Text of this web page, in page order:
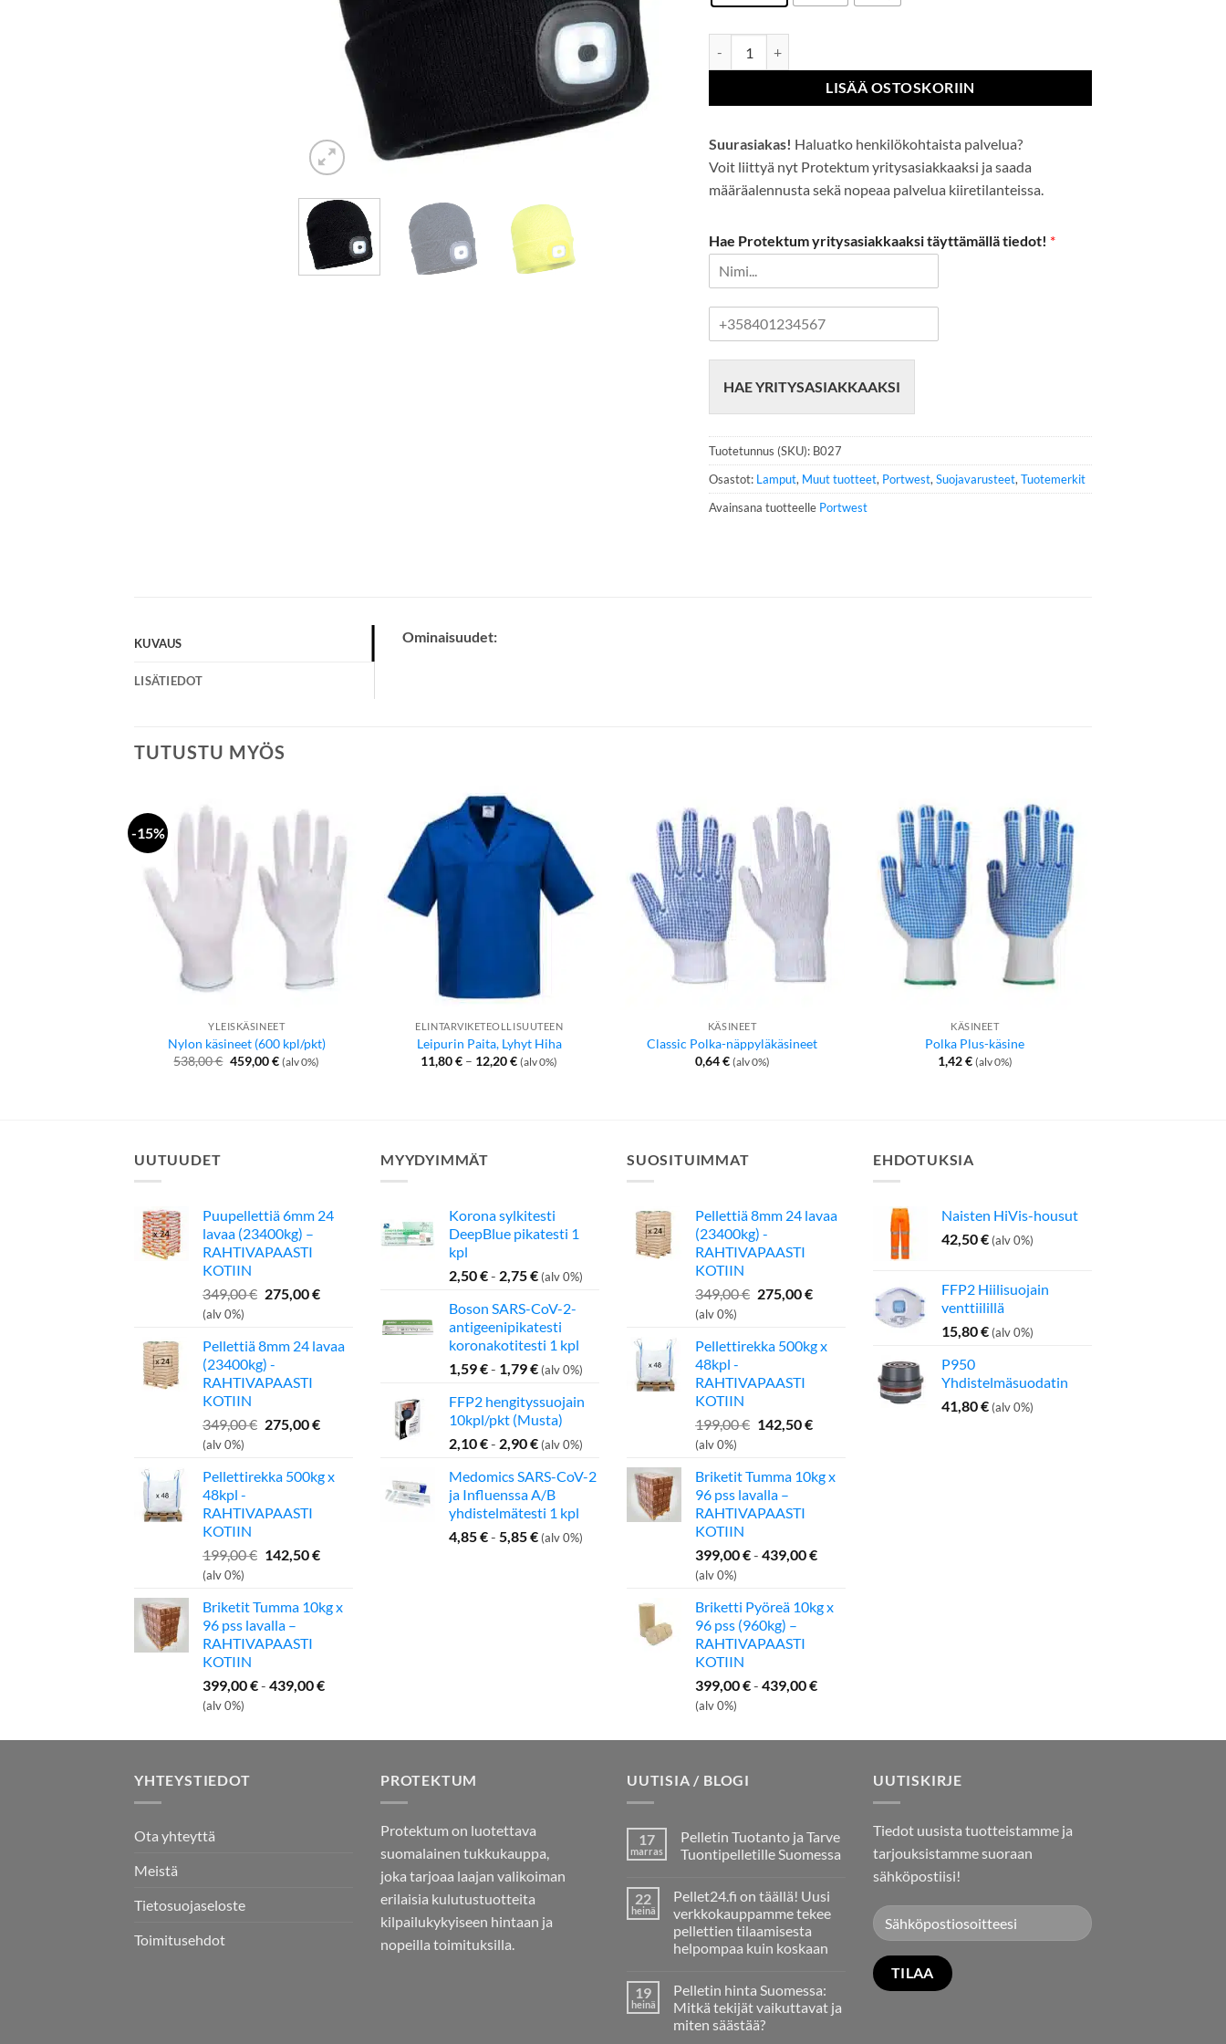
LISÄÄ OSTOSKORIIN
Suurasiakas! Haluatko henkilökohtaista palvelua?
Voit liittyä nyt Protektum yritysasiakkaaksi ja saada
määräalennusta sekä nopeaa palvelua kiiretilanteissa.
Hae Protektum yritysasiakkaaksi täyttämällä tiedot! *
n
u
m
e
r
HAE YRITYSASIAKKAAKSI
Tuotetunnus (SKU): B027
Osastot: Lamput, Muut tuotteet, Portwest, Suojavarusteet, Tuotemerkit
Avainsana tuotteelle Portwest
KUVAUS
LISÄTIEDOT
Ominaisuudet:
TUTUSTU MYÖS
-15%
YLEISKÄSINEET
Nylon käsineet (600 kpl/pkt)
538,00€ Alkuperäinen
hinta
459,00€Nykyinen
hinta
(alv 0%)
ELINTARVIKETEOLLISUUTEEN
Leipurin Paita, Lyhyt Hiha
11,80€ – 12,20€Hintaluokka:
11,80 €
(alv 0%)
KÄSINEET
Classic Polka-näppyläkäsineet
0,64€ (alv 0%)
KÄSINEET
Polka Plus-käsine
1,42€ (alv 0%)
UUTUUDET
Puupellettiä 6mm 24
lavaa (23400kg) –
RAHTIVAPAASTI
KOTIIN
349,00€ Alkuperäinen
349,00 €.
275,00€Nykyinen
275,00 €.
(alv 0%)
Pellettiä 8mm 24 lavaa
(23400kg) -
RAHTIVAPAASTI
KOTIIN
349,00€ Alkuperäinen
349,00 €.
275,00€Nykyinen
275,00 €.
(alv 0%)
Pellettirekka 500kg x
48kpl -
RAHTIVAPAASTI
KOTIIN
199,00€ Alkuperäinen
199,00 €.
142,50€Nykyinen
142,50 €.
(alv 0%)
Briketit Tumma 10kg x
96 pss lavalla –
RAHTIVAPAASTI
KOTIIN
399,00€- 439,00€
(alv 0%)
MYYDYIMMÄT
Korona sylkitesti
DeepBlue pikatesti 1
kpl
2,50€- 2,75€ (alv 0%)
Boson SARS-CoV-2-
antigeenipikatesti
koronakotitesti 1 kpl
1,59€- 1,79€ (alv 0%)
FFP2 hengityssuojain
10kpl/pkt (Musta)
2,10€- 2,90€ (alv 0%)
Medomics SARS-CoV-2
ja Influenssa A/B
yhdistelmätesti 1 kpl
4,85€- 5,85€ (alv 0%)
SUOSITUIMMAT
Pellettiä 8mm 24 lavaa
(23400kg) -
RAHTIVAPAASTI
KOTIIN
349,00€ Alkuperäinen
349,00 €.
275,00€Nykyinen
275,00 €.
(alv 0%)
Pellettirekka 500kg x
48kpl -
RAHTIVAPAASTI
KOTIIN
199,00€ Alkuperäinen
199,00 €.
142,50€Nykyinen
142,50 €.
(alv 0%)
Briketit Tumma 10kg x
96 pss lavalla –
RAHTIVAPAASTI
KOTIIN
399,00€- 439,00€
(alv 0%)
Briketti Pyöreä 10kg x
96 pss (960kg) –
RAHTIVAPAASTI
KOTIIN
399,00€- 439,00€
(alv 0%)
EHDOTUKSIA
Naisten HiVis-housut
42,50€ (alv 0%)
FFP2 Hiilisuojain
venttiilillä
15,80€ (alv 0%)
P950
Yhdistelmäsuodatin
41,80€ (alv 0%)
YHTEYSTIEDOT
Ota yhteyttä
Meistä
Tietosuojaseloste
Toimitusehdot
PROTEKTUM
Protektum on luotettava
suomalainen tukkukauppa,
joka tarjoaa laajan valikoiman
erilaisia kulutustuotteita
kilpailukykyiseen hintaan ja
nopeilla toimituksilla.
UUTISIA / BLOGI
17
marras
Pelletin Tuotanto ja Tarve
Tuontipelletille Suomessa
artikkeliin
Pelletin
Tuotanto
ja
Tarve
Tuontipelletille
22
heinä
Pellet24.fi on täällä! Uusi
verkkokauppamme tekee
pellettien tilaamisesta
helpompaa kuin koskaan
artikkeliin
Pellet24.fi
on
täällä!
19
heinä
Pelletin hinta Suomessa:
Mitkä tekijät vaikuttavat ja
miten säästää?
UUTISKIRJE
Tiedot uusista tuotteistamme ja
tarjouksistamme suoraan
sähköpostiisi!